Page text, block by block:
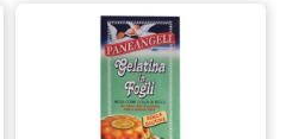
07/01/2021